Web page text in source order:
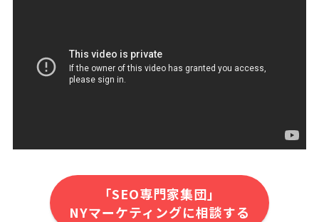
「SEO専門家集団」
NYマーケティングに相談する